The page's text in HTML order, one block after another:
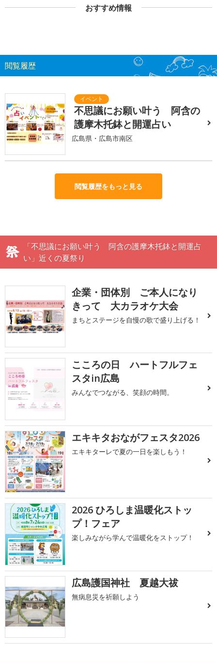
おすすめ情報
閲覧履歴
不思議にお願い叶う 阿含の
護摩木托鉢と開運占い
広島県・広島市南区
閲覧履歴をもっと見る
「不思議にお願い叶う 阿含の護摩木托鉢と開運占
い」近くの夏祭り
企業・団体別 ご本人になり
きって 大カラオケ大会
まちとステージを自慢の歌で盛り上げる！
こころの日 ハートフルフェ
スタin広島
みんなでつながる、笑顔の時間。
エキキタおながフェスタ2026
エキキターレで夏の一日を楽しもう！
2026 ひろしま温暖化ストッ
プ！フェア
楽しみながら学んで温暖化をストップ！
広島護国神社 夏越大祓
無病息災を祈願しよう